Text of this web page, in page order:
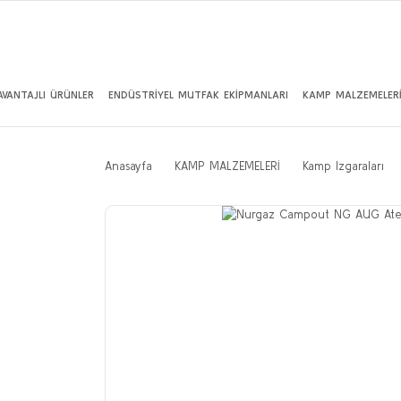
ÜRÜNLER ENDÜSTRİYEL MUTFAK EKİPMANLARI KAMP MALZEMELERİ
Anasayfa KAMP MALZEMELERİ Kamp Izgaraları